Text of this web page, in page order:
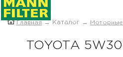
Главная → Каталог →
TOYOTА